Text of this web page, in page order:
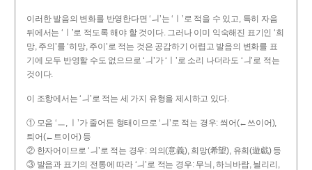
이러한 발음의 변화를 반영한다면 ‘ㅢ’는 ‘ㅣ’로 적을 수 있고, 특히 자음
뒤에서는 ‘ㅣ’로 적도록 해야 할 것이다. 그러나 이미 익숙해진 표기인 ‘희
망, 주의’를 ‘히망, 주이’로 적는 것은 공감하기 어렵고 발음의 변화를 표
기에 모두 반영할 수도 없으므로 ‘ㅢ’가 ‘ㅣ’로 소리 나더라도 ‘ㅢ’로 적는
것이다.
이 조항에서는 ‘ㅢ’로 적는 세 가지 유형을 제시하고 있다.
① 모음 ‘ㅡ, ㅣ’가 줄어든 형태이므로 ‘ㅢ’로 적는 경우: 씌어(←쓰이어),
틔어(←트이어) 등
② 한자어이므로 ‘ㅢ’로 적는 경우: 의의(意義), 희망(希望), 유희(遊戱) 등
③ 발음과 표기의 전통에 따라 ‘ㅢ’로 적는 경우: 무늬, 하늬바람, 늴리리,